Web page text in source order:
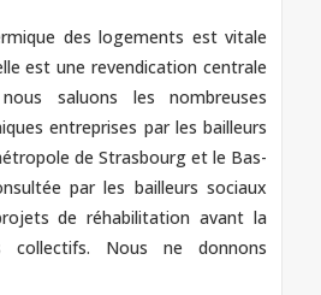
des logements est vitale
est une revendication centrale
saluons les nombreuses
entreprises par les bailleurs
de Strasbourg et le Bas-
par les bailleurs sociaux
de réhabilitation avant la
collectifs. Nous ne donnons